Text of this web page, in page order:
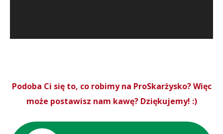
Podoba Ci się to, co robimy na ProSkarżysko? Więc
może postawisz nam kawę? Dziękujemy! :)